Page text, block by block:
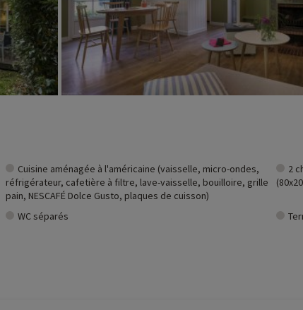
Cuisine aménagée à l'américaine (vaisselle, micro-ondes,
réfrigérateur, cafetière à filtre, lave-vaisselle, bouilloire, grille
pain, NESCAFÉ Dolce Gusto, plaques de cuisson)
2
WC séparés